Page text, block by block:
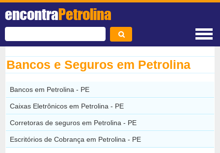
encontraPetrolina
Bancos e Seguros em Petrolina
Bancos em Petrolina - PE
Caixas Eletrônicos em Petrolina - PE
Corretoras de seguros em Petrolina - PE
Escritórios de Cobrança em Petrolina - PE